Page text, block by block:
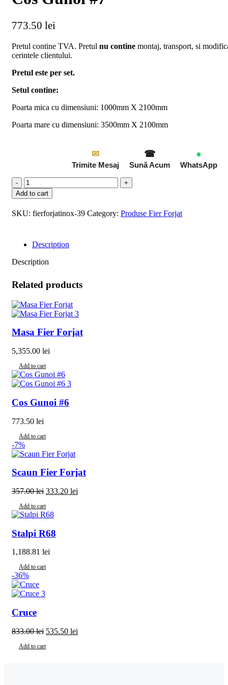
773.50 lei
Pretul contine TVA. Pretul nu contine montaj, transport, si
cerintele clientului.
Pretul este per set.
Setul contine:
Poarta mica cu dimensiuni: 1000mm X 2100mm
Poarta mare cu dimensiuni: 3500mm X 2100mm
✉
Trimite Mesaj
☎
Sună Acum
●
WhatsApp
Add to cart
SKU: fierforjatinox-39 Category: Produse Fier Forjat
Description
Description
Related products
Masa Fier Forjat
5,355.00 lei
Add to cart
Cos Gunoi #6
773.50 lei
Add to cart
-7%
Scaun Fier Forjat
357.00lei 333.20 lei
Add to cart
Stalpi R68
1,188.81 lei
Add to cart
-36%
Cruce
833.00lei 535.50 lei
Add to cart